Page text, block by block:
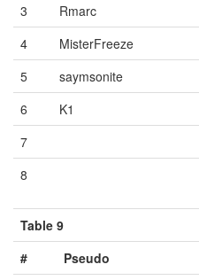
3
Rmarc
4
MisterFreeze
5
saymsonite
6
K1
7
8
Table 9
#
Pseudo